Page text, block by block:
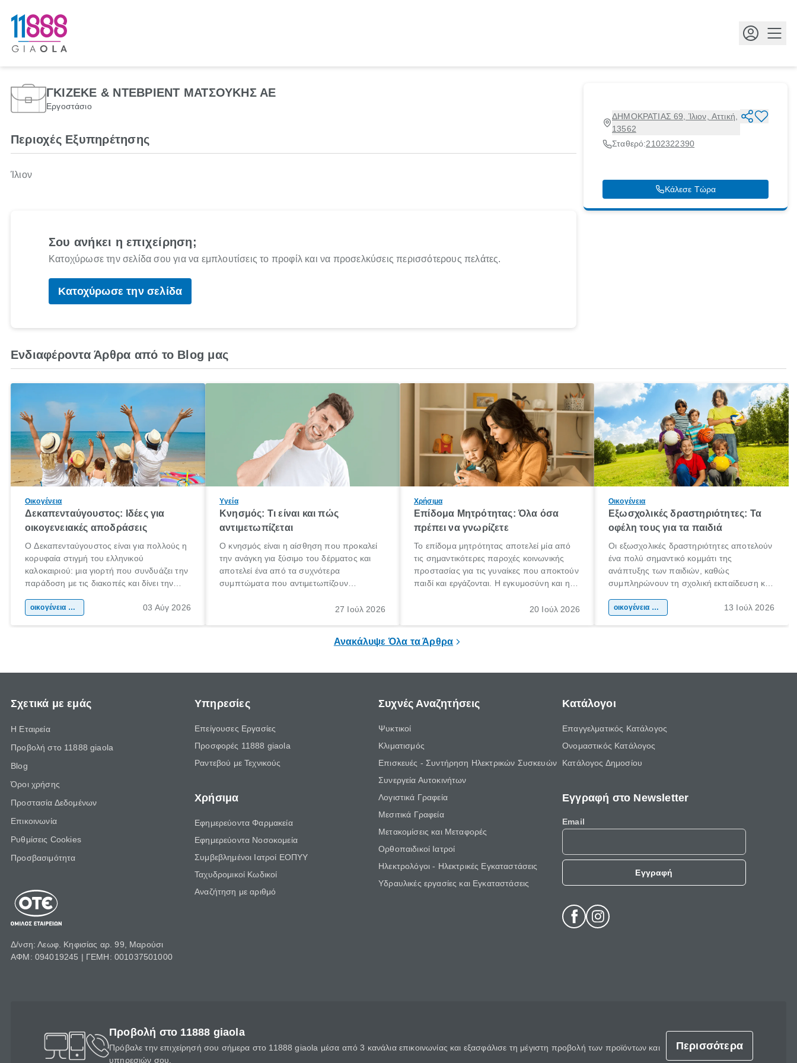
ΓΚΙΖΕΚΕ & ΝΤΕΒΡΙΕΝΤ ΜΑΤΣΟΥΚΗΣ ΑΕ
Εργοστάσιο
ΔΗΜΟΚΡΑΤΙΑΣ 69, Ίλιον, Αττική,
13562
Σταθερό:2102322390
Κάλεσε Τώρα
Περιοχές Εξυπηρέτησης
Ίλιον
Σου ανήκει η επιχείρηση;
Κατοχύρωσε την σελίδα σου για να εμπλουτίσεις το προφίλ και να προσελκύσεις περισσότερους πελάτες.
Κατοχύρωσε την σελίδα
Ενδιαφέροντα Άρθρα από το Blog μας
Οικογένεια
Δεκαπενταύγουστος: Ιδέες για
οικογενειακές αποδράσεις
Ο Δεκαπενταύγουστος είναι για πολλούς η
κορυφαία στιγμή του ελληνικού
καλοκαιριού: μια γιορτή που συνδυάζει την
παράδοση με τις διακοπές και δίνει την
χώρας. Είτε πρόκειται για λίγες μέρες
οικογένεια & παιδί 03 Αύγ 2026
Υγεία
Κνησμός: Τι είναι και πώς
αντιμετωπίζεται
Ο κνησμός είναι η αίσθηση που προκαλεί
την ανάγκη για ξύσιμο του δέρματος και
αποτελεί ένα από τα συχνότερα
συμπτώματα που αντιμετωπίζουν
πληροφορίες για το «κνησμός τι είναι»,
27 Ιούλ 2026
Χρήσιμα
Επίδομα Μητρότητας: Όλα όσα
πρέπει να γνωρίζετε
Το επίδομα μητρότητας αποτελεί μία από
τις σημαντικότερες παροχές κοινωνικής
προστασίας για τις γυναίκες που αποκτούν
παιδί και εργάζονται. Η εγκυμοσύνη και η
σημαντική περίοδος στη ζωή κάθε20 Ιούλ 2026
Οικογένεια
Εξωσχολικές δραστηριότητες: Τα
οφέλη τους για τα παιδιά
Οι εξωσχολικές δραστηριότητες αποτελούν
ένα πολύ σημαντικό κομμάτι της
ανάπτυξης των παιδιών, καθώς
συμπληρώνουν τη σχολική εκπαίδευση και
της προσωπικότητας, της κοινωνικότητας
οικογένεια & παιδί 13 Ιούλ 2026
Ανακάλυψε Όλα τα Άρθρα
Σχετικά με εμάς
Η Εταιρεία
Προβολή στο 11888 giaola
Blog
Όροι χρήσης
Προστασία Δεδομένων
Επικοινωνία
Ρυθμίσεις Cookies
Προσβασιμότητα
Δ/νση: Λεωφ. Κηφισίας αρ. 99, Μαρούσι
ΑΦΜ: 094019245 | ΓΕΜΗ: 001037501000
Υπηρεσίες
Επείγουσες Εργασίες
Προσφορές 11888 giaola
Ραντεβού με Τεχνικούς
Χρήσιμα
Εφημερεύοντα Φαρμακεία
Εφημερεύοντα Νοσοκομεία
Συμβεβλημένοι Ιατροί ΕΟΠΥΥ
Ταχυδρομικοί Κωδικοί
Αναζήτηση με αριθμό
Συχνές Αναζητήσεις
Ψυκτικοί
Κλιματισμός
Επισκευές - Συντήρηση Ηλεκτρικών Συσκευών
Συνεργεία Αυτοκινήτων
Λογιστικά Γραφεία
Μεσιτικά Γραφεία
Μετακομίσεις και Μεταφορές
Ορθοπαιδικοί Ιατροί
Ηλεκτρολόγοι - Ηλεκτρικές Εγκαταστάσεις
Υδραυλικές εργασίες και Εγκαταστάσεις
Κατάλογοι
Επαγγελματικός Κατάλογος
Ονομαστικός Κατάλογος
Κατάλογος Δημοσίου
Εγγραφή στο Newsletter
Email
Εγγραφή
Προβολή στο 11888 giaola
Πρόβαλε την επιχείρησή σου σήμερα στο 11888 giaola μέσα από 3 κανάλια επικοινωνίας και εξασφάλισε τη μέγιστη προβολή των προϊόντων και
υπηρεσιών σου.
Περισσότερα